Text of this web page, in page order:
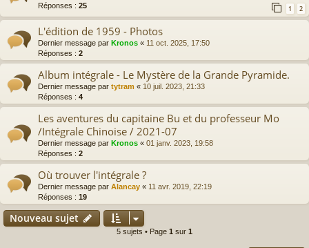
Réponses : 25 1 2
L'édition de 1959 - Photos
Dernier message par Kronos « 11 oct. 2025, 17:50
Réponses : 2
Album intégrale - Le Mystère de la Grande Pyramide.
Dernier message par tytram « 10 juil. 2023, 21:33
Réponses : 4
Les aventures du capitaine Bu et du professeur Mo
/Intégrale Chinoise / 2021-07
Dernier message par Kronos « 01 janv. 2023, 19:58
Réponses : 2
Où trouver l'intégrale ?
Dernier message par Alancay « 11 avr. 2019, 22:19
Réponses : 19
Nouveau sujet
5 sujets • Page 1 sur 1